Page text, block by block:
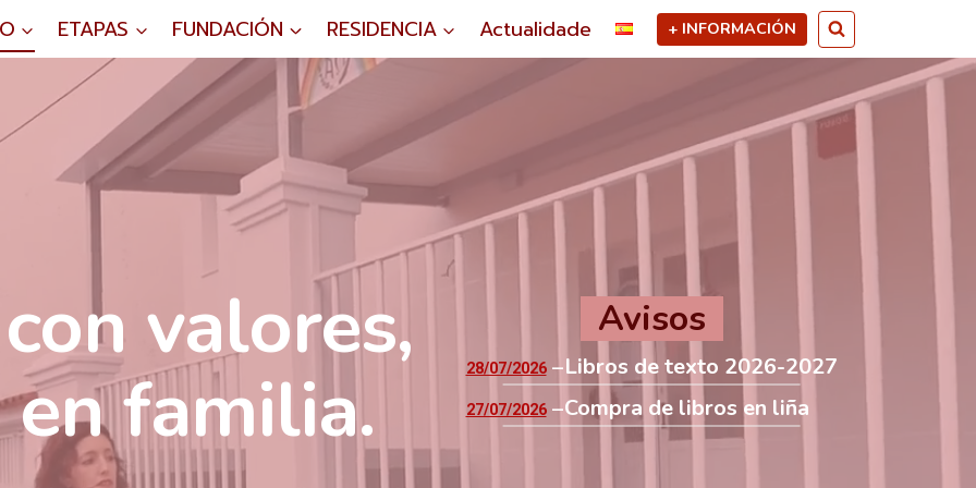
ETAPAS FUNDACIÓN RESIDENCIA Actualidade + INFORMACIÓN
valores,
familia.
Avisos
28/07/2026 Libros de texto 2026-2027
27/07/2026 Compra de libros en liña